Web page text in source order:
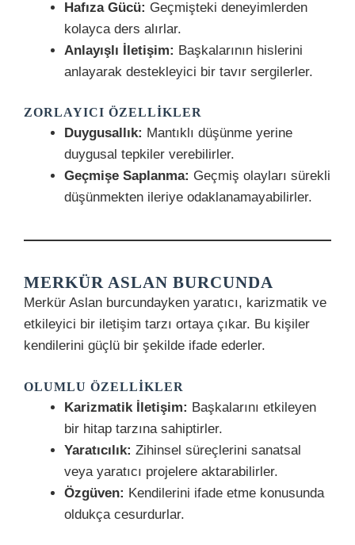
Hafıza Gücü: Geçmişteki deneyimlerden
kolayca ders alırlar.
Anlayışlı İletişim: Başkalarının hislerini
anlayarak destekleyici bir tavır sergilerler.
ZORLAYICI ÖZELLIKLER
Duygusallık: Mantıklı düşünme yerine
duygusal tepkiler verebilirler.
Geçmişe Saplanma: Geçmiş olayları sürekli
düşünmekten ileriye odaklanamayabilirler.
MERKÜR ASLAN BURCUNDA
Merkür Aslan burcundayken yaratıcı, karizmatik ve
etkileyici bir iletişim tarzı ortaya çıkar. Bu kişiler
kendilerini güçlü bir şekilde ifade ederler.
OLUMLU ÖZELLIKLER
Karizmatik İletişim: Başkalarını etkileyen
bir hitap tarzına sahiptirler.
Yaratıcılık: Zihinsel süreçlerini sanatsal
veya yaratıcı projelere aktarabilirler.
Özgüven: Kendilerini ifade etme konusunda
oldukça cesurdurlar.